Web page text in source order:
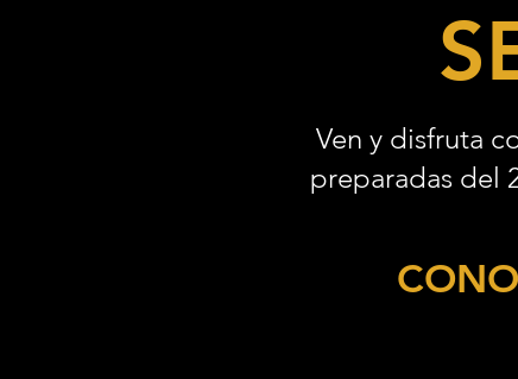
Ven y disfruta
preparadas del